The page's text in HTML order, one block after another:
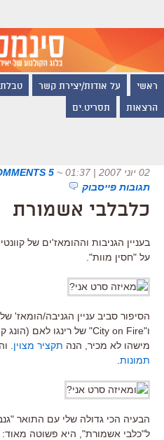
ראשי על אודות/יצירת קשר
הרצאות תסריט.ים
02 יוני 2007 | 01:37 ~
5 COMMENTS
תגובות פייסבוק
כלבלבי אשמורת
בעניין הגניבות וההומאז'ים של
על "חסין מוות".
מישהו לא מכיר, הנה תקציר מצוין .
תמונות
הבעיה הכי גדולה שלי עם התואר
ל"כלבי אשמורת", היא פשוטה מאוד: